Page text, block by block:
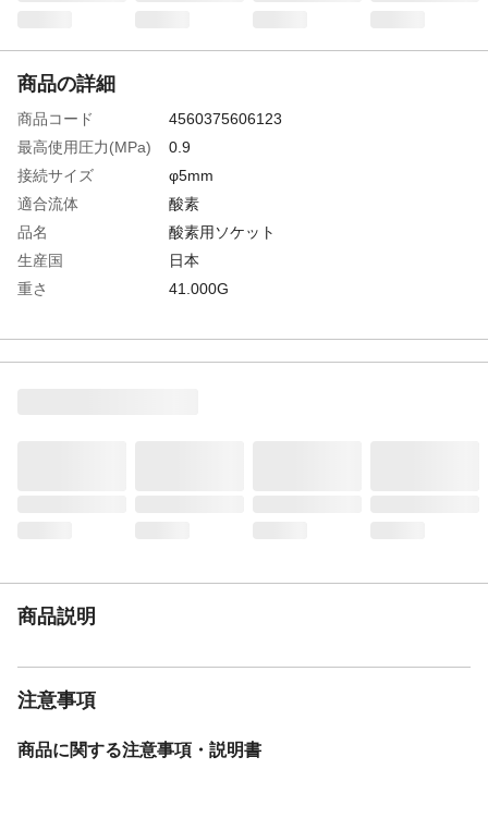
商品の詳細
商品コード
4560375606123
最高使用圧力(MPa)
0.9
接続サイズ
φ5mm
適合流体
酸素
品名
酸素用ソケット
生産国
日本
重さ
41.000G
材質2
シール:ニトリルゴム（NBR）
商品説明
注意事項
商品に関する注意事項・説明書